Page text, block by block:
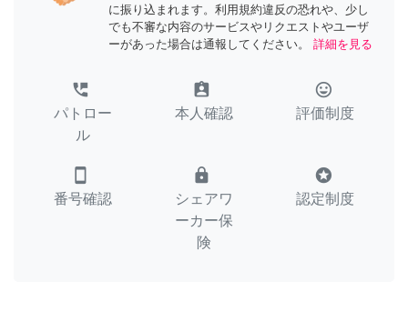
に振り込まれます。利用規約違反の恐れや、少し
でも不審な内容のサービスやリクエストやユーザ
ーがあった場合は通報してください。
詳細を見る
perm_phone_msg
パトロー
ル
assignment_ind
本人確認
tag_faces
評価制度
smartphone
番号確認
lock
シェアワ
ーカー保
険
stars
認定制度